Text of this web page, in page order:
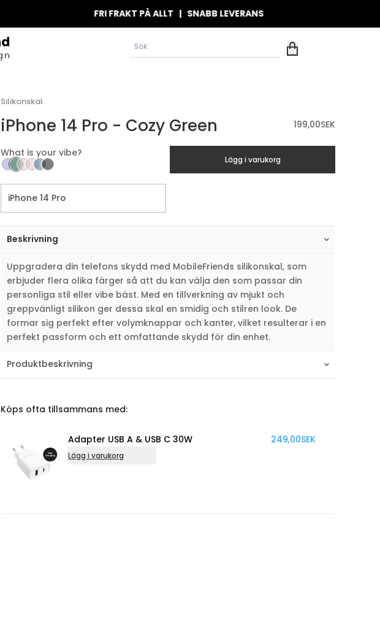
FRI FRAKT PÅ ALLT | SNABB LEVERANS
Silikonskal
iPhone 14 Pro - Cozy Green 199,00SEK
What is your vibe?
Lägg i varukorg
Beskrivning
Uppgradera din telefons skydd med MobileFriends silikonskal, som
erbjuder flera olika färger så att du kan välja den som passar din
personliga stil eller vibe bäst. Med en tillverkning av mjukt och
greppvänligt silikon ger dessa skal en smidig och stilren look. De
formar sig perfekt efter volymknappar och kanter, vilket resulterar i en
perfekt passform och ett omfattande skydd för din enhet.
Produktbeskrivning
Köps ofta tillsammans med:
Adapter USB A & USB C 30W
Lägg i varukorg
249,00SEK